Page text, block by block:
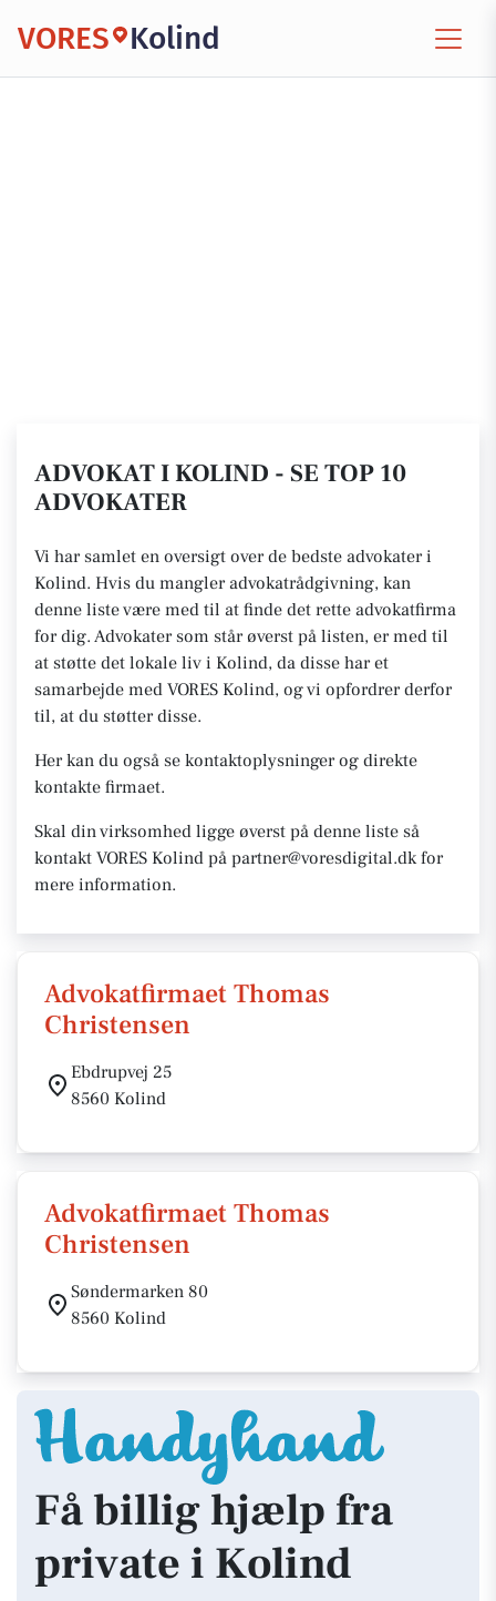
VORES Kolind
ADVOKAT I KOLIND - SE TOP 10
ADVOKATER
Vi har samlet en oversigt over de bedste advokater i
Kolind. Hvis du mangler advokatrådgivning, kan
denne liste være med til at finde det rette advokatfirma
for dig. Advokater som står øverst på listen, er med til
at støtte det lokale liv i Kolind, da disse har et
samarbejde med VORES Kolind, og vi opfordrer derfor
til, at du støtter disse.
Her kan du også se kontaktoplysninger og direkte
kontakte firmaet.
Skal din virksomhed ligge øverst på denne liste så
kontakt VORES Kolind på partner@voresdigital.dk for
mere information.
Advokatfirmaet Thomas
Christensen
Ebdrupvej 25
8560 Kolind
Advokatfirmaet Thomas
Christensen
Søndermarken 80
8560 Kolind
Få billig hjælp fra
private i Kolind